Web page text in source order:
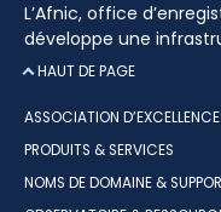
L’Afnic, office
développe une
HAUT DE PAGE
ASSOCIATION
PRODUITS & SERVICES
NOMS DE DOMAINE &